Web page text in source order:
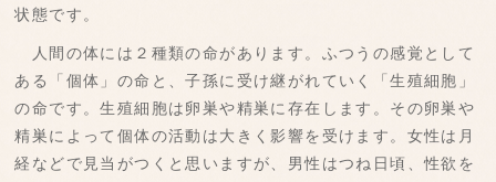
状態です。
人間の体には２種類の命があります。ふつうの感覚として
ある「個体」の命と、子孫に受け継がれていく「生殖細胞」
の命です。生殖細胞は卵巣や精巣に存在します。その卵巣や
精巣によって個体の活動は大きく影響を受けます。女性は月
経などで見当がつくと思いますが、男性はつね日頃、性欲を